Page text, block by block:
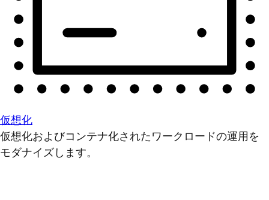
仮想化
仮想化およびコンテナ化されたワークロードの運用を
モダナイズします。